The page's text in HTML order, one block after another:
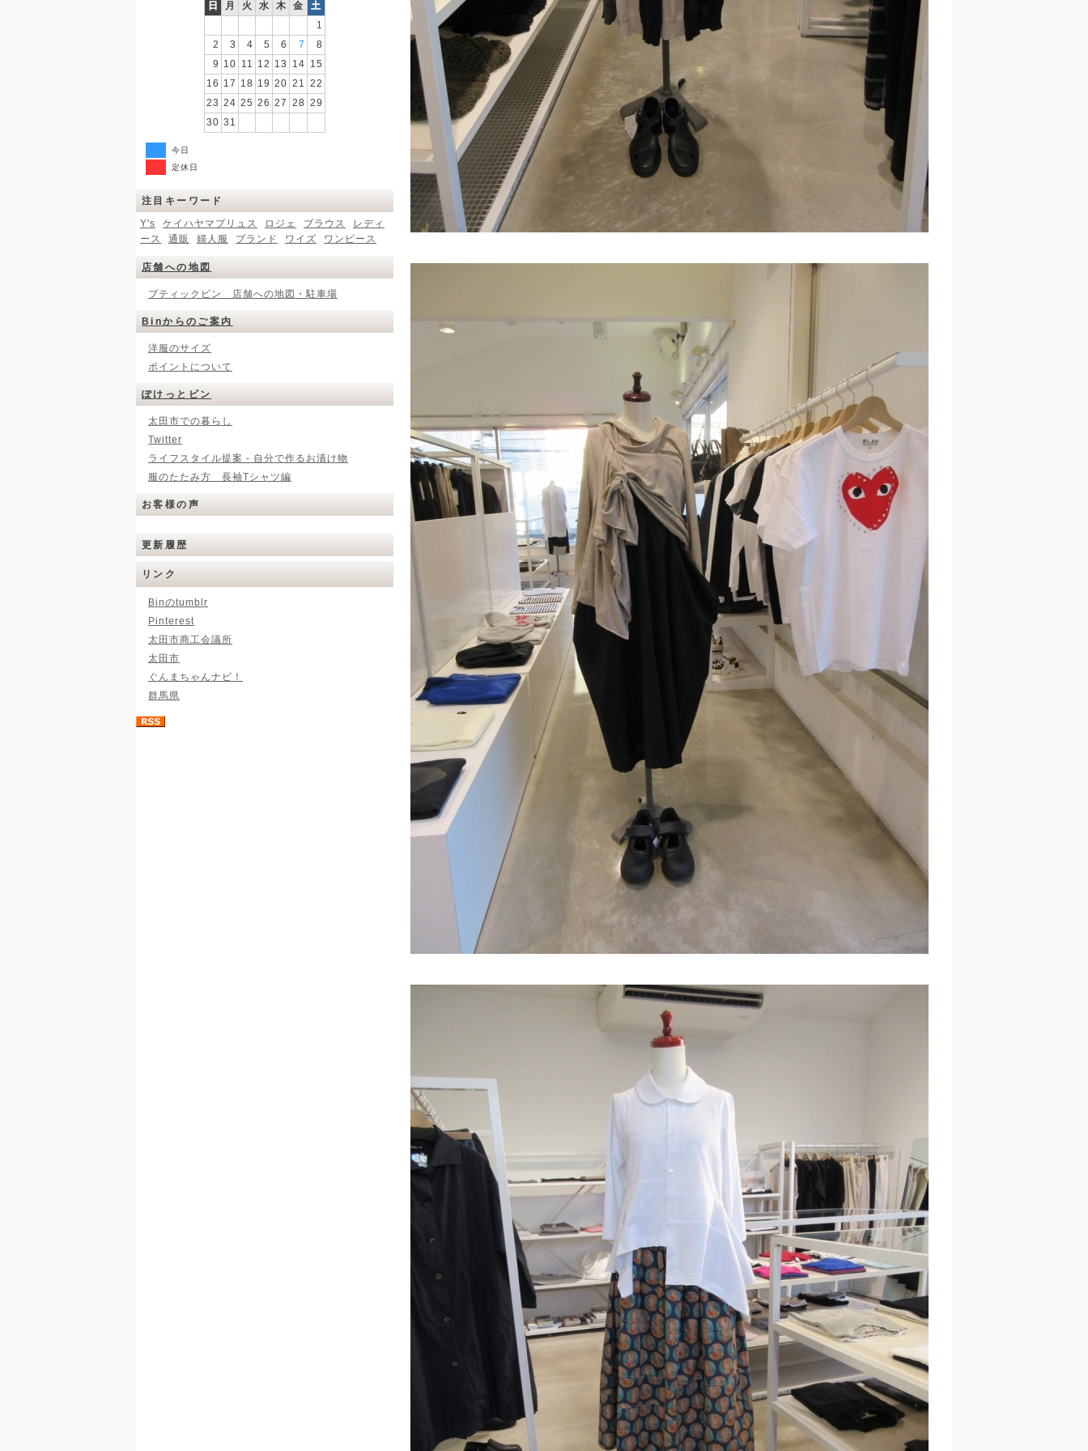
日 月 火 水 木 金
土
1
2
3 4 5 6 7
8
9 10 11 12 13 14 15
16 17 18 19 20 21 22
23 24 25 26 27 28 29
30 31
今日
定休日
注目キーワード
Y's
ケイハヤマプリュス ロジェ ブラウス
レディ
ース
通販 婦人服 ブランド ワイズ ワンピース
店舗への地図
ブティックビン 店舗への地図・駐車場
Binからのご案内
洋服のサイズ
ポイントについて
ぽけっとビン
太田市での暮らし
Twitter
ライフスタイル提案 - 自分で作るお漬け物
服のたたみ方 長袖Tシャツ編
お客様の声
更新履歴
リンク
Binのtumblr
Pinterest
太田市商工会議所
太田市
ぐんまちゃんナビ！
群馬県